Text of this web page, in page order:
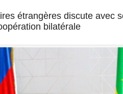
étrangères discute avec
bilatérale